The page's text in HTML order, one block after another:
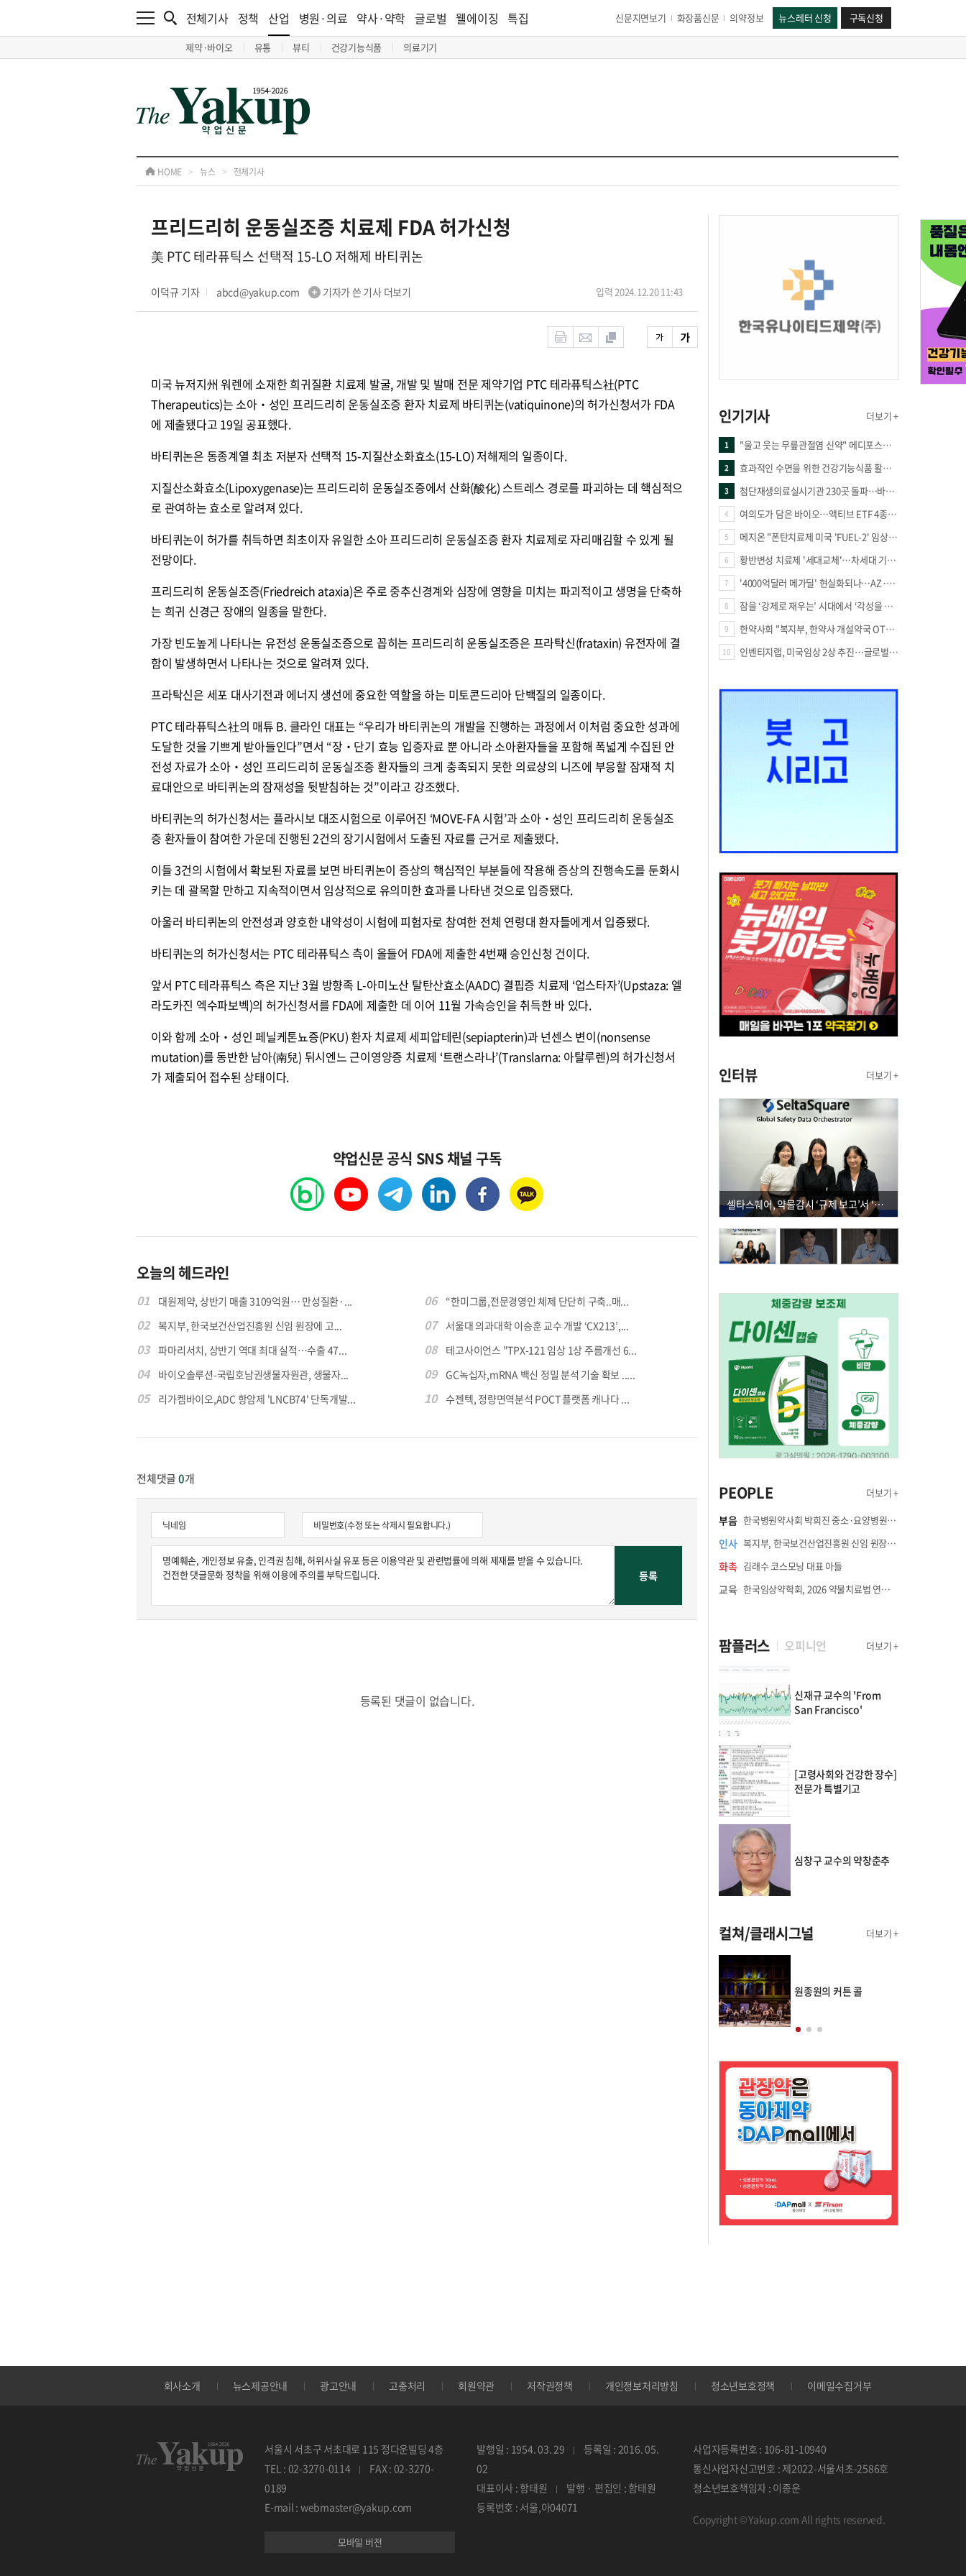
전체기사 정책 산업
제약·바이오 유통 뷰티 건강기능식품 의료기기
병원·의료 약사·약학 글로벌 웰에이징 특집 신문지면보기 화장품신문 의약정보 뉴스레터 신청 구독신청
HOME > 뉴스 > 전체기사
프리드리히 운동실조증 치료제 FDA 허가신청
美 PTC 테라퓨틱스 선택적 15-LO 저해제 바티퀴논
이덕규 기자 abcd@yakup.com 기자가 쓴 기사 더보기 입력 2024.12.20 11:43
미국 뉴저지州 워렌에 소재한 희귀질환 치료제 발굴, 개발 및 발매 전문 제약기업 PTC 테라퓨틱스社(PTC
Therapeutics)는 소아‧성인 프리드리히 운동실조증 환자 치료제 바티퀴논(vatiquinone)의 허가신청서가 FDA
에 제출됐다고 19일 공표했다.
바티퀴논은 동종계열 최초 저분자 선택적 15-지질산소화효소(15-LO) 저해제의 일종이다.
지질산소화효소(Lipoxygenase)는 프리드리히 운동실조증에서 산화(酸化) 스트레스 경로를 파괴하는 데 핵심적으
로 관여하는 효소로 알려져 있다.
바티퀴논이 허가를 취득하면 최초이자 유일한 소아 프리드리히 운동실조증 환자 치료제로 자리매김할 수 있게 될
전망이다.
프리드리히 운동실조증(Friedreich ataxia)은 주로 중추신경계와 심장에 영향을 미치는 파괴적이고 생명을 단축하
는 희귀 신경근 장애의 일종을 말한다.
가장 빈도높게 나타나는 유전성 운동실조증으로 꼽히는 프리드리히 운동실조증은 프라탁신(frataxin) 유전자에 결
함이 발생하면서 나타나는 것으로 알려져 있다.
프라탁신은 세포 대사기전과 에너지 생선에 중요한 역할을 하는 미토콘드리아 단백질의 일종이다.
PTC 테라퓨틱스社의 매튜 B. 클라인 대표는 “우리가 바티퀴논의 개발을 진행하는 과정에서 이처럼 중요한 성과에
도달한 것을 기쁘게 받아들인다”면서 “장‧단기 효능 입증자료 뿐 아니라 소아환자들을 포함해 폭넓게 수집된 안
전성 자료가 소아‧성인 프리드리히 운동실조증 환자들의 크게 충족되지 못한 의료상의 니즈에 부응할 잠재적 치
료대안으로 바티퀴논의 잠재성을 뒷받침하는 것”이라고 강조했다.
바티퀴논의 허가신청서는 플라시보 대조시험으로 이루어진 ‘MOVE-FA 시험’과 소아‧성인 프리드리히 운동실조
증 환자들이 참여한 가운데 진행된 2건의 장기시험에서 도출된 자료를 근거로 제출됐다.
이들 3건의 시험에서 확보된 자료를 보면 바티퀴논이 증상의 핵심적인 부분들에 작용해 증상의 진행속도를 둔화시
키는 데 괄목할 만하고 지속적이면서 임상적으로 유의미한 효과를 나타낸 것으로 입증됐다.
아울러 바티퀴논의 안전성과 양호한 내약성이 시험에 피험자로 참여한 전체 연령대 환자들에게서 입증됐다.
바티퀴논의 허가신청서는 PTC 테라퓨틱스 측이 올들어 FDA에 제출한 4번째 승인신청 건이다.
앞서 PTC 테라퓨틱스 측은 지난 3월 방향족 L-아미노산 탈탄산효소(AADC) 결핍증 치료제 ‘업스타자’(Upstaza: 엘
라도카진 엑수파보벡)의 허가신청서를 FDA에 제출한 데 이어 11월 가속승인을 취득한 바 있다.
이와 함께 소아‧성인 페닐케톤뇨증(PKU) 환자 치료제 세피압테린(sepiapterin)과 넌센스 변이(nonsense
mutation)를 동반한 남아(南兒) 뒤시엔느 근이영양증 치료제 ‘트랜스라나’(Translarna: 아탈루렌)의 허가신청서
가 제출되어 접수된 상태이다.
약업신문 공식 SNS 채널 구독
오늘의 헤드라인
01 대원제약, 상반기 매출 3109억원… 만성질환·...
02 복지부, 한국보건산업진흥원 신임 원장에 고...
03 파마리서치, 상반기 역대 최대 실적…수출 47...
04 바이오솔루션-국립호남권생물자원관, 생물자...
05 리가켐바이오,ADC 항암제 'LNCB74' 단독개발...
06 “한미그룹,전문경영인 체제 단단히 구축..매...
07 서울대 의과대학 이승훈 교수 개발 ‘CX213’,...
08 테고사이언스 "TPX-121 임상 1상 주름개선 6...
09 GC녹십자,mRNA 백신 정밀 분석 기술 확보 .....
10 수젠텍, 정량면역분석 POCT 플랫폼 캐나다 ...
전체댓글0개
등록된 댓글이 없습니다.
인기기사 더보기 +
1 "울고 웃는 무릎관절염 신약" 메디포스트·강스템·네이처셀 전진, 코오롱티슈진 반전 과제
2 효과적인 수면을 위한 건강기능식품 활용법
3 첨단재생의료실시기관 230곳 돌파…바이오 새 시장 꿈틀
4 여의도가 담은 바이오…액티브 ETF 4종의 선택은
5 메지온 "폰탄치료제 미국 'FUEL-2' 임상 프로토콜 영국 승인"
6 황반변성 치료제 '세대교체'…차세대 기전 경쟁 본격화
7 '4000억달러 메가딜' 현실화되나…AZ·BMS 합병설에 글로벌 제약업계 촉각
8 잠을 ‘강제로 재우는’ 시대에서 ‘각성을 낮추는’ 시대로
9 한약사회 "복지부, 한약사 개설약국 OTC 공급 방해 더는 방관 말아야"
10 인벤티지랩, 미국임상 2상 추진…글로벌 팁스 통해 정부 지원 60억원 확보
인터뷰 더보기 +
셀타스퀘어, 약물감시 ‘규제 보고’서 ‘데이터 의사결정’으로 "PVX 전환 요구 커진다"
PEOPLE 더보기 +
부음 한국병원약사회 박희진 중소·요양병원이사(충청북도 청주의료원 약제팀장) 부친상
인사 복지부, 한국보건산업진흥원 신임 원장에 고상백 교수 임명
화촉 김래수 코스모닝 대표 아들
교육 한국임상약학회, 2026 약물치료법 연수강좌 8월 21일 개최
팜플러스 오피니언 더보기 +
신재규 교수의 'From
San Francisco'
[고령사회와 건강한 장수]
전문가 특별기고
심창구 교수의 약창춘추
컬쳐/클래시그널 더보기 +
원종원의 커튼 콜
회사소개 뉴스제공안내 광고안내 고충처리 회원약관 저작권정책 개인정보처리방침 청소년보호정책 이메일수집거부
서울시 서초구 서초대로 115 정다운빌딩 4층
TEL : 02-3270-0114
FAX : 02-3270-
0189
E-mail : webmaster@yakup.com
모바일 버전
발행일 : 1954. 03. 29
등록일 : 2016. 05.
02
대표이사 : 함태원
발행 · 편집인 : 함태원
등록번호 : 서울,아04071
사업자등록번호 : 106-81-10940
통신사업자신고번호 : 제2022-서울서초-2586호
청소년보호책임자 : 이종운
Copyright © Yakup.com All rights reserved.